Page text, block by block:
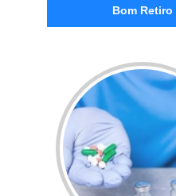
Bom Retiro